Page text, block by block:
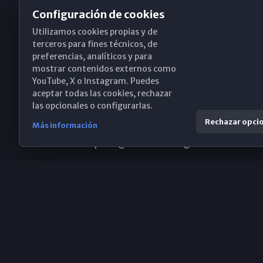
Obispado de Málaga
Santa María, 18-20. 29015 Málaga
(+34) 952 224 386
Configuración de cookies
Utilizamos cookies propias y de
terceros para fines técnicos, de
preferencias, analíticos y para
mostrar contenidos externos como
YouTube, X o Instagram. Puedes
aceptar todas las cookies, rechazar
las opcionales o configurarlas.
Más información Rechazar